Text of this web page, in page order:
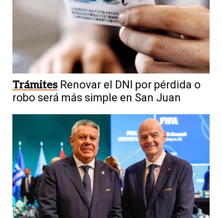
Trámites Renovar el DNI por pérdida o
robo será más simple en San Juan